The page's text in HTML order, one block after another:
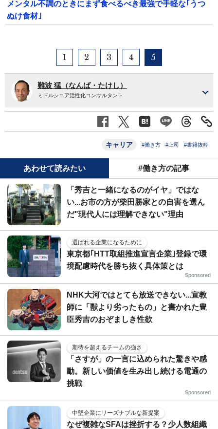
メンタル不調のときにまず食べるべき最強で手軽な｢うつ
ぬけ食材｣
1 2 3 4 5
難波 猛（なんば・たけし）
ミドルシニア活性化コンサルタント
キャリア #働き方 #上司 #書籍抜粋
あわせて読みたい #働き方の記事
「秀吉と一緒になるのがイヤ」ではな
い...お市の方が柴田勝家との自害を選ん
だ"現代人には理解できない"理由
選ばれる企業になるために
東京都｢HTT取組推進宣言企業｣登録で環
境配慮時代を勝ち抜く具体策とは
Sponsored
NHK大河ではとても放送できない...宣教
師に「獣より劣ったもの」と書かれた豊
臣秀吉のおぞましき性欲
期待を超えるチームの強さ
「さすが」の一言に込められた驚きや感
動。新しい価値を生み出し続ける電通の
挑戦
Sponsored
中堅企業にリーズナブルな新提案
なぜ複雑なSFAは挫折する？少人数組織